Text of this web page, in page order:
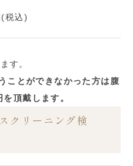
税込)
す。
ことができなかった方は腹
頂戴します。
クリーニング検